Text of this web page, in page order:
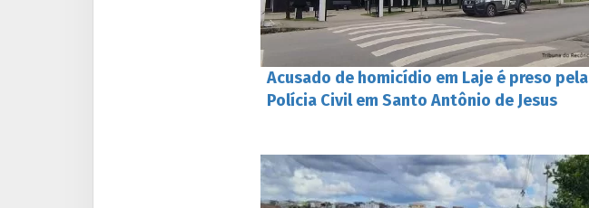
Acusado de homicídio em Laje é preso pela
Polícia Civil em Santo Antônio de Jesus